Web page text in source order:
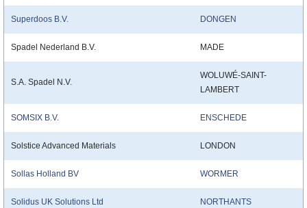
Superdoos B.V. DONGEN
Spadel Nederland B.V. MADE
S.A. Spadel N.V.
WOLUWÉ-SAINT-
LAMBERT
SOMSIX B.V. ENSCHEDE
Solstice Advanced Materials LONDON
Sollas Holland BV WORMER
Solidus UK Solutions Ltd NORTHANTS